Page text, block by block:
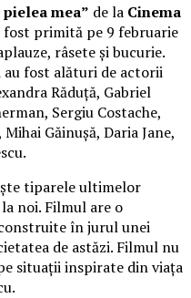
pielea mea” de la Cinema
fost primită pe 9 februarie
râsete și bucurie.
au fost alături de actorii
Răduță, Gabriel
Sergiu Costache,
Găinușă, Daria Jane,
tiparele ultimelor
noi. Filmul are o
în jurul unei
de astăzi. Filmul nu
situații inspirate din viața